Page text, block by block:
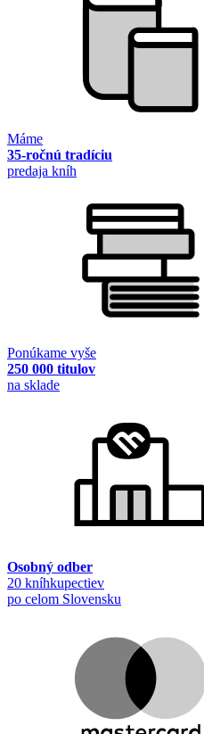
Máme
35-ročnú tradíciu
predaja kníh
Ponúkame vyše
250 000 titulov
na sklade
Osobný odber
20 kníhkupectiev
po celom Slovensku